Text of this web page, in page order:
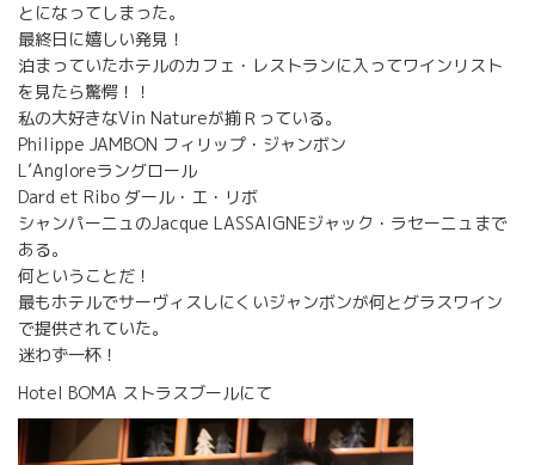
とになってしまった。
最終日に嬉しい発見！
泊まっていたホテルのカフェ・レストランに入ってワインリスト
を見たら驚愕！！
私の大好きなVin Natureが揃Ｒっている。
Philippe JAMBON フィリップ・ジャンボン
L’Angloreラングロール
Dard et Ribo ダール・エ・リボ
シャンパーニュのJacque LASSAIGNEジャック・ラセーニュまで
ある。
何ということだ！
最もホテルでサーヴィスしにくいジャンボンが何とグラスワイン
で提供されていた。
迷わず一杯！
Hotel BOMA ストラスブールにて